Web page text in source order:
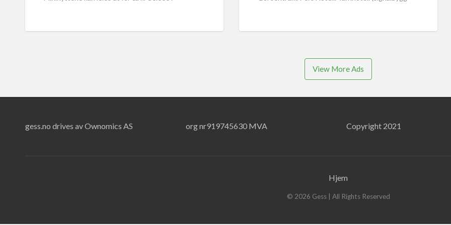
View More Ads
gess.no drives av Ownomics AS org nr919745630 MVA Copyright 2021
Hjem
© 2026 Gess| All Rights Reserved